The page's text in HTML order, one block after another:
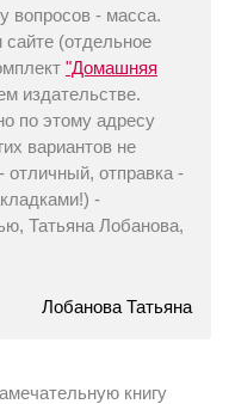
вопросов - масса.
(отдельное
"Домашняя
издательстве.
по этому адресу
вариантов не
отправка -
-
Татьяна Лобанова,
Лобанова Татьяна
книгу